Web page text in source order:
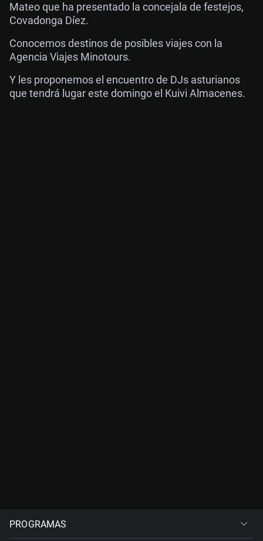
Mateo que ha presentado la concejala de festejos,
Covadonga Díez.
Conocemos destinos de posibles viajes con la
Agencia Viajes Minotours.
Y les proponemos el encuentro de DJs asturianos
que tendrá lugar este domingo el Kuivi Almacenes.
PROGRAMAS